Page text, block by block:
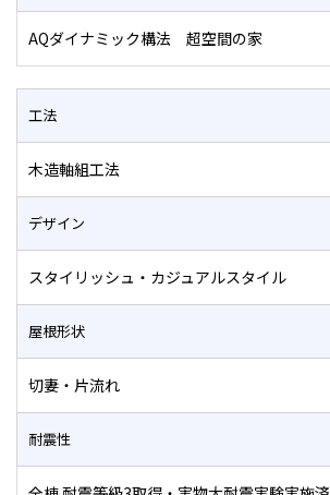
AQダイナミック構法 超空間の家
工法
木造軸組工法
デザイン
スタイリッシュ・カジュアルスタイル
屋根形状
切妻・片流れ
耐震性